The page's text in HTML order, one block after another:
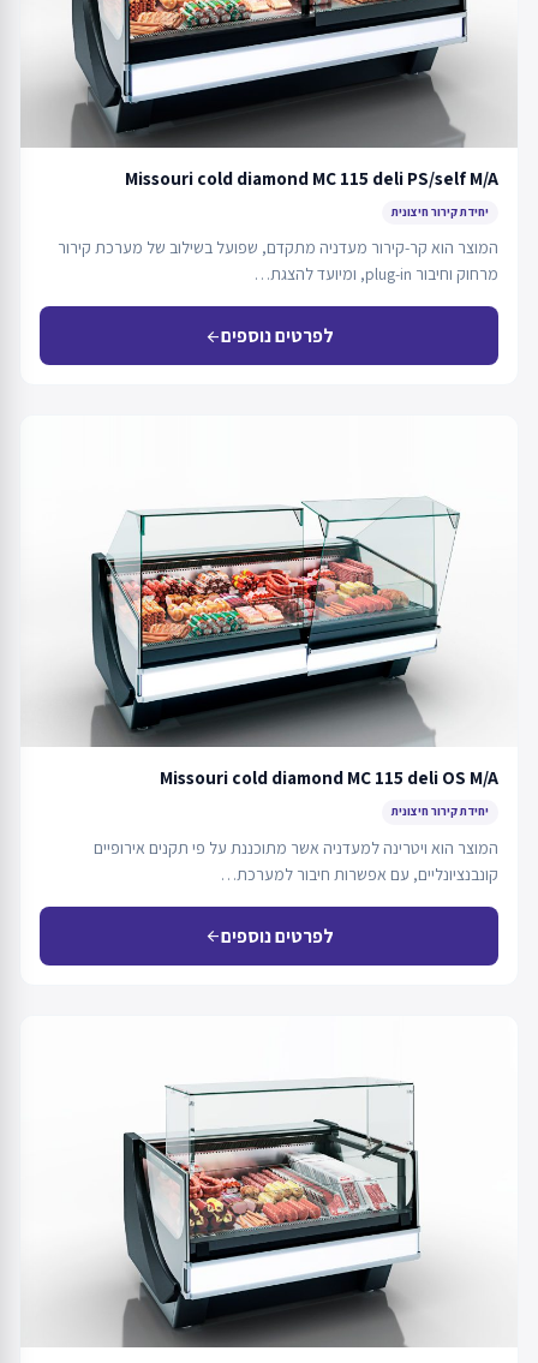
Missouri cold diamond MC 115 deli PS/self M/A
יחידת קירור חיצונית
המוצר הוא קר-קירור מעדניה מתקדם, שפועל בשילוב של מערכת קירור
מרחוק וחיבור plug-in, ומיועד להצגת…
לפרטים נוספיםarrow_back
Missouri cold diamond MC 115 deli OS M/A
יחידת קירור חיצונית
המוצר הוא ויטרינה למעדניה אשר מתוכננת על פי תקנים אירופיים
קונבנציונליים, עם אפשרות חיבור למערכת…
לפרטים נוספיםarrow_back